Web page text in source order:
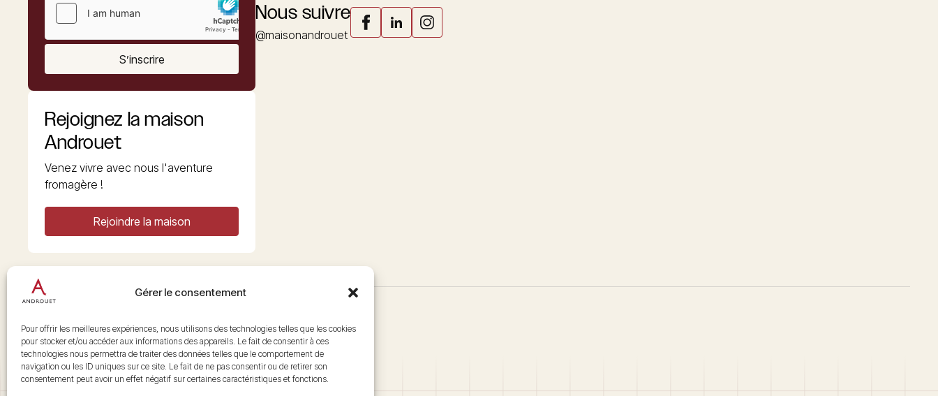
Gérer le consentement
Pour offrir les meilleures expériences, nous utilisons des technologies telles que les cookies
pour stocker et/ou accéder aux informations des appareils. Le fait de consentir à ces
technologies nous permettra de traiter des données telles que le comportement de
navigation ou les ID uniques sur ce site. Le fait de ne pas consentir ou de retirer son
consentement peut avoir un effet négatif sur certaines caractéristiques et fonctions.
S’inscrire
Rejoignez la maison
Androuet
Venez vivre avec nous l'aventure
fromagère !
Rejoindre la maison
Nous suivre
@maisonandrouet